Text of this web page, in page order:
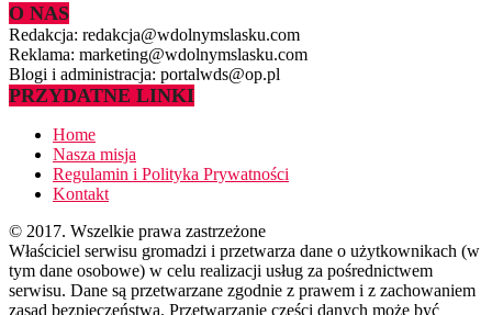
O NAS
Redakcja: redakcja@wdolnymslasku.com
Reklama: marketing@wdolnymslasku.com
Blogi i administracja: portalwds@op.pl
PRZYDATNE LINKI
Home
Nasza misja
Regulamin i Polityka Prywatności
Kontakt
© 2017. Wszelkie prawa zastrzeżone
Właściciel serwisu gromadzi i przetwarza dane o użytkownikach (w
tym dane osobowe) w celu realizacji usług za pośrednictwem
serwisu. Dane są przetwarzane zgodnie z prawem i z zachowaniem
zasad bezpieczeństwa. Przetwarzanie części danych może być